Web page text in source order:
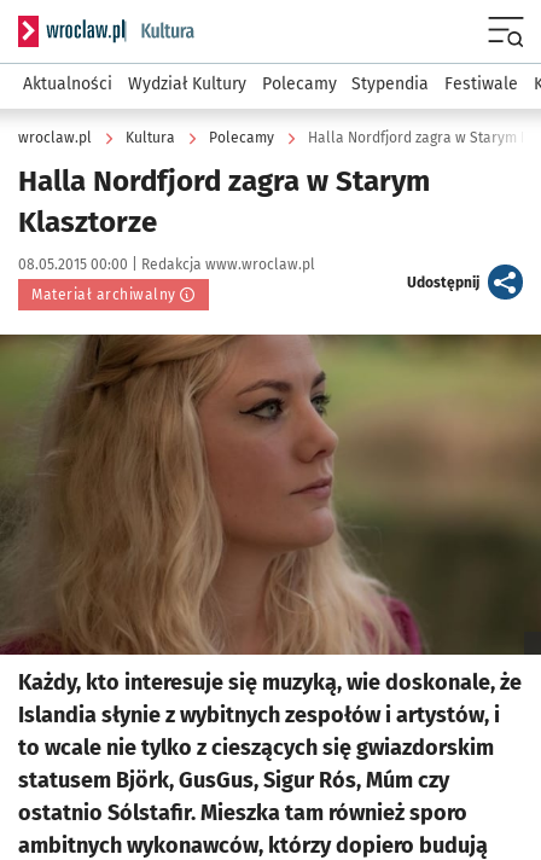
Serwis informacyjny wroclaw.pl podserwis: Kultura
Aktualności Wydział Kultury Polecamy Stypendia Festiwale
wroclaw.pl Kultura Polecamy Halla Nordfjord zagra w Starym
Halla Nordfjord zagra w Starym
Klasztorze
Data publikacji:
08.05.2015 00:00 | Autor:
Redakcja www.wroclaw.pl
Materiał archiwalny
Udostępnijartykuł
Kliknij, aby powiększyć
Każdy, kto interesuje się muzyką, wie doskonale, że
Islandia słynie z wybitnych zespołów i artystów, i
to wcale nie tylko z cieszących się gwiazdorskim
statusem Björk, GusGus, Sigur Rós, Múm czy
ostatnio Sólstafir. Mieszka tam również sporo
ambitnych wykonawców, którzy dopiero budują